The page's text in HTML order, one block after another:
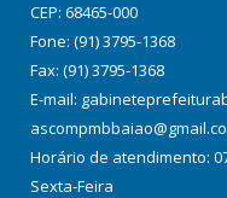
CEP: 68465-000
Fone: (91) 3795-1368
Fax: (91) 3795-1368
E-mail:
Horário de atendimento:
Sexta-Feira